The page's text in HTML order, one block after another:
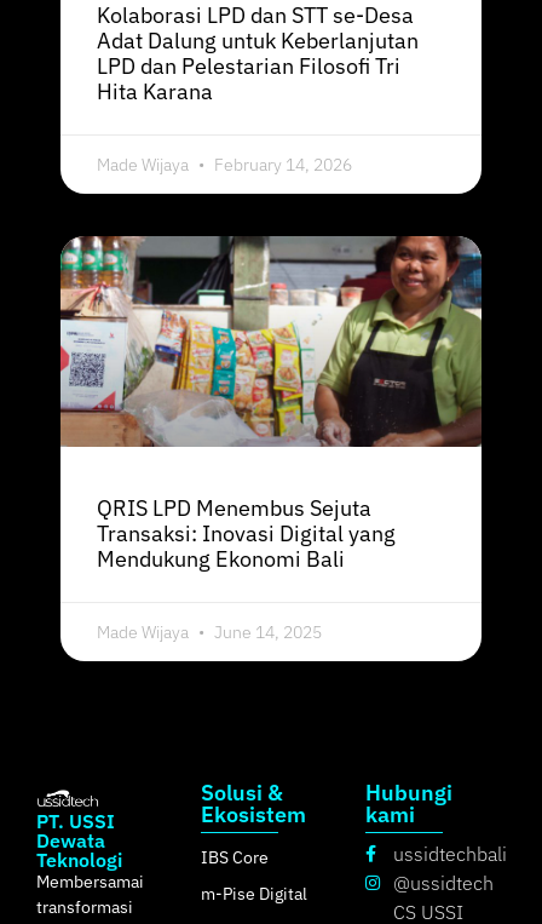
Kolaborasi LPD dan STT se-Desa
Adat Dalung untuk Keberlanjutan
LPD dan Pelestarian Filosofi Tri
Hita Karana
Made Wijaya February 14, 2026
QRIS LPD Menembus Sejuta
Transaksi: Inovasi Digital yang
Mendukung Ekonomi Bali
Made Wijaya June 14, 2025
PT. USSI
Dewata
Teknologi
Membersamai
transformasi
Solusi &
Ekosistem
IBS Core
m-Pise Digital
Hubungi
kami
ussidtechbali
@ussidtech
CS USSI